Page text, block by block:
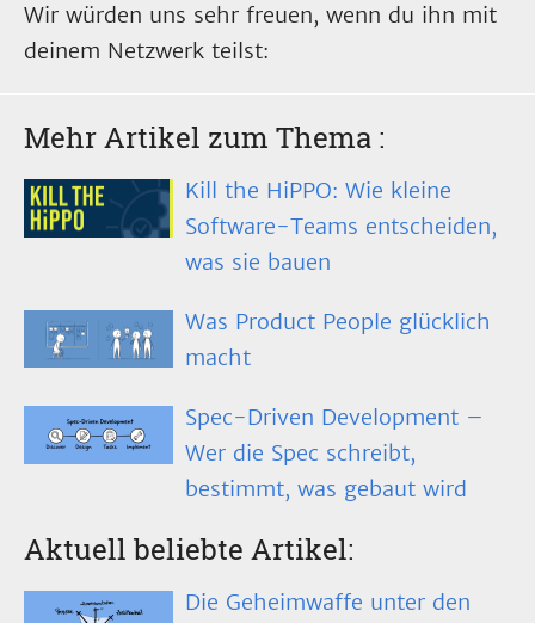
Wir würden uns sehr freuen, wenn du ihn mit
deinem Netzwerk teilst:
Mehr Artikel zum Thema :
Kill the HiPPO: Wie kleine
Software-Teams entscheiden,
was sie bauen
Was Product People glücklich
macht
Spec-Driven Development –
Wer die Spec schreibt,
bestimmt, was gebaut wird
Aktuell beliebte Artikel:
Die Geheimwaffe unter den